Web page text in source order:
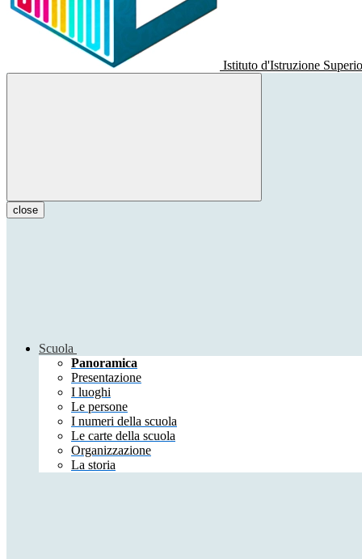
Istituto d'Istruzione
close
Scuola
Panoramica
Presentazione
I luoghi
Le persone
I numeri della scuola
Le carte della scuola
Organizzazione
La storia